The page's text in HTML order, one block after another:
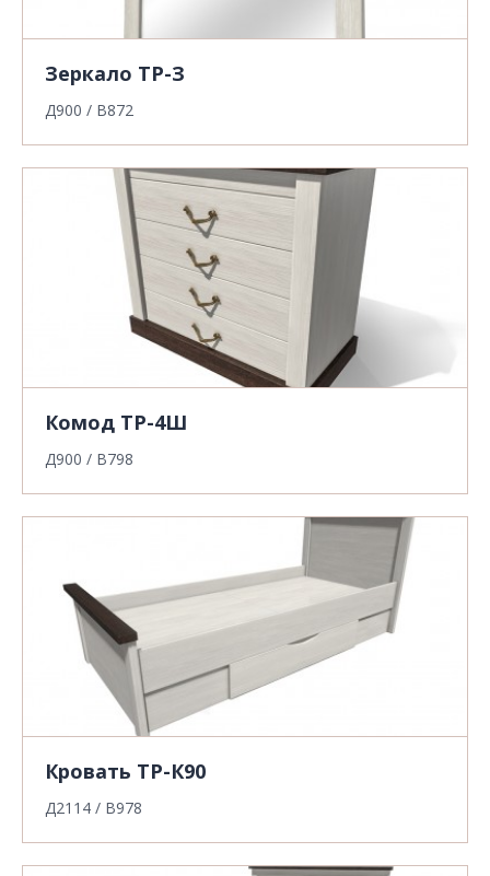
Зеркало ТР-З
Д900 / В872
Комод ТР-4Ш
Д900 / В798
Кровать ТР-К90
Д2114 / В978